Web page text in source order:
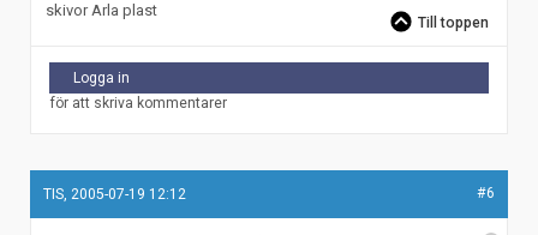
skivor Arla plast
Till toppen
Logga in
för att skriva kommentarer
TIS, 2005-07-19 12:12 #6